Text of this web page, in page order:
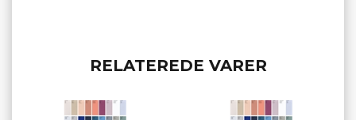
RELATEREDE VARER